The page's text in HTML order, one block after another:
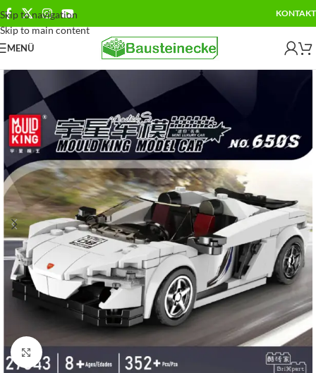
Skip to navigation
Skip to main content
KONTAKT
MENÜ
klicken um zu vergrößern